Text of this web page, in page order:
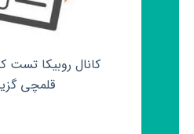
کانال روبیکا تست
قلمچی‌‌